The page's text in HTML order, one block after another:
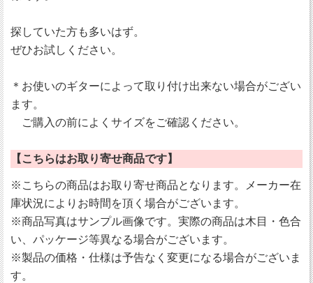
探していた方も多いはず。
ぜひお試しください。
＊お使いのギターによって取り付け出来ない場合がござい
ます。
ご購入の前によくサイズをご確認ください。
【こちらはお取り寄せ商品です】
※こちらの商品はお取り寄せ商品となります。メーカー在
庫状況によりお時間を頂く場合がございます。
※商品写真はサンプル画像です。実際の商品は木目・色合
い、パッケージ等異なる場合がございます。
※製品の価格・仕様は予告なく変更になる場合がございま
す。